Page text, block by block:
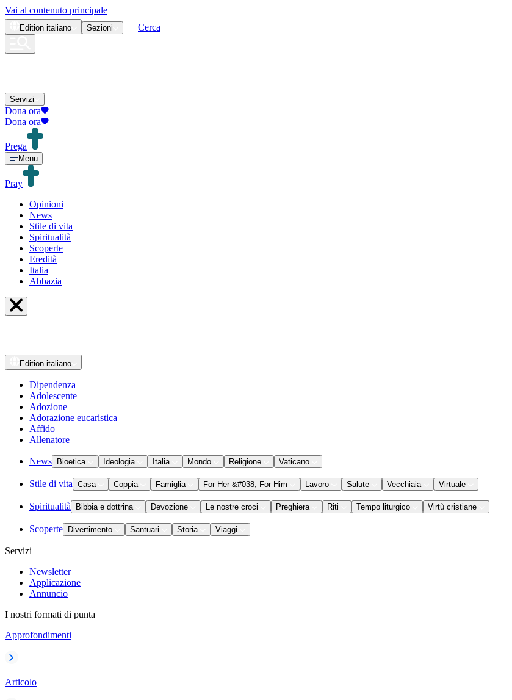
Vai al contenuto principale
Edition italiano Sezioni Cerca
Servizi
Dona ora
Dona ora
Prega
Menu
Pray
Opinioni
News
Stile di vita
Spiritualità
Scoperte
Eredità
Italia
Abbazia
Edition italiano
Dipendenza
Adolescente
Adozione
Adorazione eucaristica
Affido
Allenatore
News Bioetica Ideologia Italia Mondo Religione Vaticano
Stile di vita Casa Coppia Famiglia For Her &#038; For Him Lavoro Salute Vecchiaia Virtuale
Spiritualità Bibbia e dottrina Devozione Le nostre croci Preghiera Riti Tempo liturgico Virtù cristiane
Scoperte Divertimento Santuari Storia Viaggi
Servizi
Newsletter
Applicazione
Annuncio
I nostri formati di punta
Approfondimenti
Articolo